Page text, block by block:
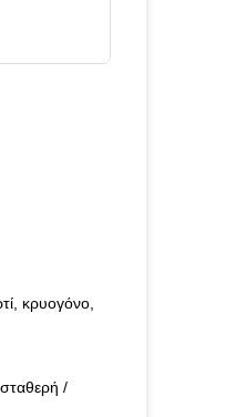
κρυογόνο,
/